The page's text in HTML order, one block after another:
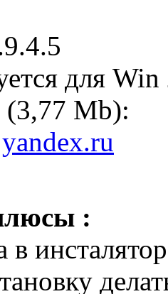
для
Mb):
:
в